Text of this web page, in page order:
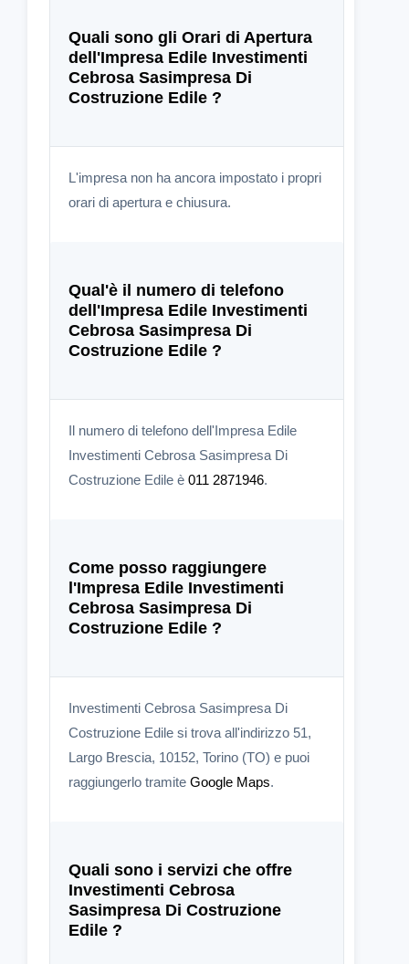
Quali sono gli Orari di Apertura
dell'Impresa Edile Investimenti
Cebrosa Sasimpresa Di
Costruzione Edile ?
L'impresa non ha ancora impostato i propri
orari di apertura e chiusura.
Qual'è il numero di telefono
dell'Impresa Edile Investimenti
Cebrosa Sasimpresa Di
Costruzione Edile ?
Il numero di telefono dell'Impresa Edile
Investimenti Cebrosa Sasimpresa Di
Costruzione Edile è 011 2871946.
Come posso raggiungere
l'Impresa Edile Investimenti
Cebrosa Sasimpresa Di
Costruzione Edile ?
Investimenti Cebrosa Sasimpresa Di
Costruzione Edile si trova all'indirizzo 51,
Largo Brescia, 10152, Torino (TO) e puoi
raggiungerlo tramite Google Maps.
Quali sono i servizi che offre
Investimenti Cebrosa
Sasimpresa Di Costruzione
Edile ?